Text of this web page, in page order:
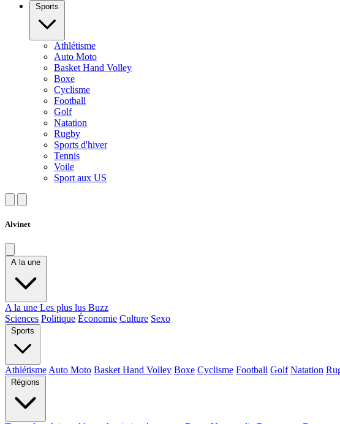
Sports
Athlétisme
Auto Moto
Basket Hand Volley
Boxe
Cyclisme
Football
Golf
Natation
Rugby
Sports d'hiver
Tennis
Voile
Sport aux US
Alvinet
A la une
A la une Les plus lus Buzz
Sciences Politique Économie Culture Sexo
Sports
Athlétisme Auto Moto Basket Hand Volley Boxe Cyclisme Football Golf Natation
Régions